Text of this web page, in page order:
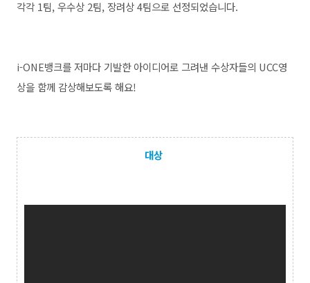
각각 1팀, 우수상 2팀, 장려상 4팀으로 선정되었습니다.
i-ONE뱅크를 저마다 기발한 아이디어로 그려낸 수상자들의 UCC영
상을 함께 감상해보도록 해요!
대상